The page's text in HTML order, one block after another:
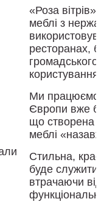
«Роза вітрів»
меблі з
ресторанах,
громадського
користування
Ми працюємо
Європи вже
що створена
меблі «
Стильна,
буде служити
втрачаючи